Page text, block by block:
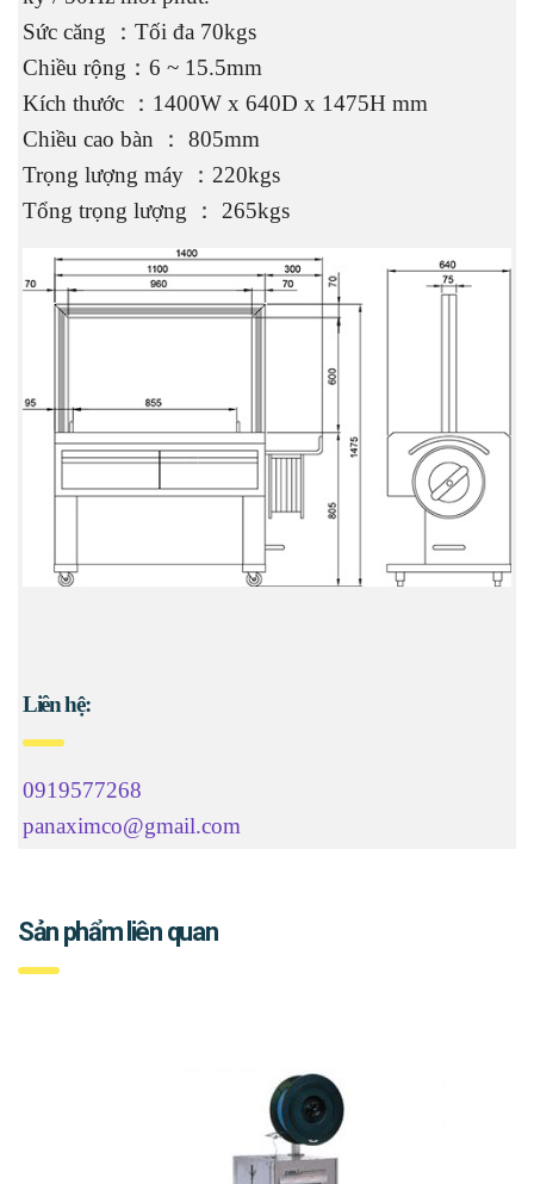
Sức căng ：Tối đa 70kgs
Chiều rộng：6 ~ 15.5mm
Kích thước ：1400W x 640D x 1475H mm
Chiều cao bàn ： 805mm
Trọng lượng máy ：220kgs
Tổng trọng lượng ： 265kgs
Liên hệ:
0919577268
panaximco@gmail.com
Sản phẩm liên quan